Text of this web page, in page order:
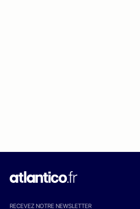
RECEVEZ NOTRE NEWSLETTER